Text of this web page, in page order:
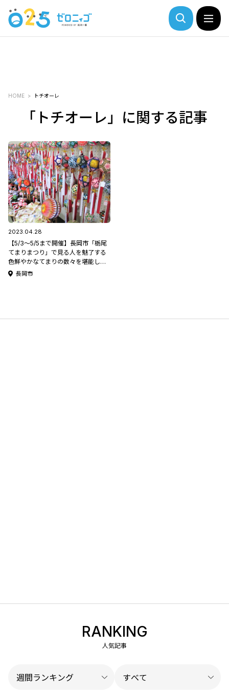
HOME トチオーレ
「トチオーレ」に関する記事
2023.04.28
【5/3～5/5まで開催】長岡市「栃尾
てまりまつり」で見る人を魅了する
色鮮やかなてまりの数々を堪能しよ
う♪長岡市
RANKING
人気記事